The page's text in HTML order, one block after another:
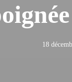
18